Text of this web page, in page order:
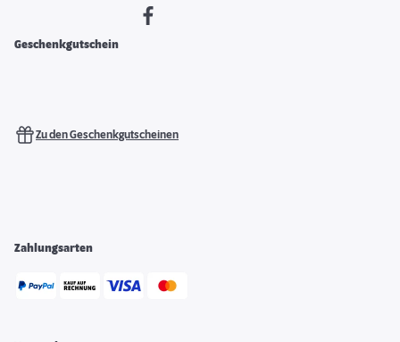
Geschenkgutschein
Zu den Geschenkgutscheinen
Zahlungsarten